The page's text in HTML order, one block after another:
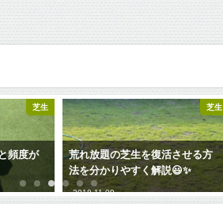
芝生
せる方
芝生
芝生の猛暑対策！夏枯れを防ご
う😃✨
2019-07-30